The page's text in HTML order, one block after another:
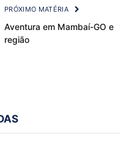
PRÓXIMO MATÉRIA
Aventura em Mambaí-GO e
região